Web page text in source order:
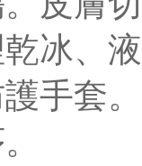
冰、
手套